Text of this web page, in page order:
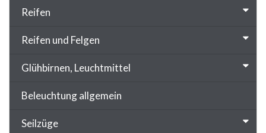
Reifen
Reifen und Felgen
Glühbirnen, Leuchtmittel
Beleuchtung allgemein
Seilzüge